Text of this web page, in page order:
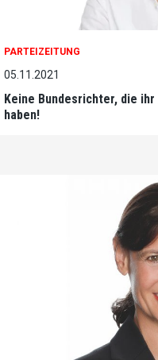
PARTEIZEITUNG
05.11.2021
Keine Bundesrichter, die
haben!